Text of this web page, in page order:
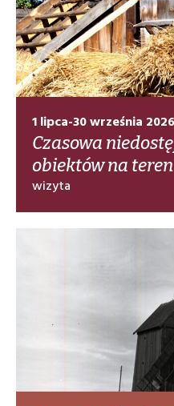
1 lipca-30 września 2026
Czasowa
obiektów na
wizyta